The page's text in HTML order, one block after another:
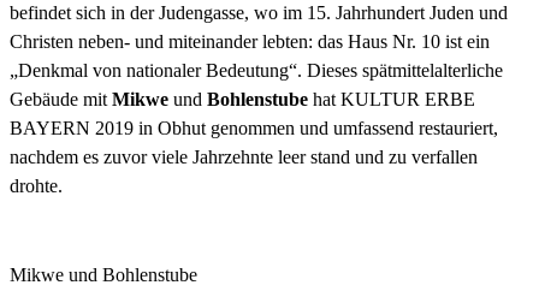
befindet sich in der Judengasse, wo im 15. Jahrhundert Juden und
Christen neben- und miteinander lebten: das Haus Nr. 10 ist ein
„Denkmal von nationaler Bedeutung“. Dieses spätmittelalterliche
Gebäude mit Mikwe und Bohlenstube hat KULTUR ERBE
BAYERN 2019 in Obhut genommen und umfassend restauriert,
nachdem es zuvor viele Jahrzehnte leer stand und zu verfallen
drohte.
Mikwe und Bohlenstube